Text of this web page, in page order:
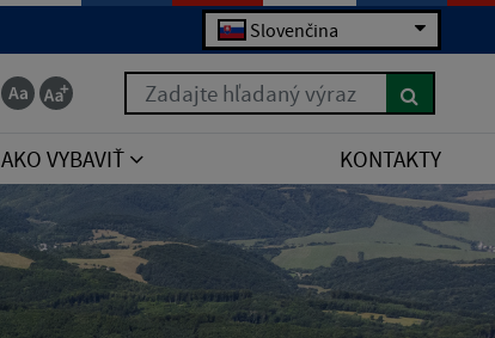
Slovenčina
Zadajte hľadaný výraz
AKO VYBAVIŤ KONTAKTY